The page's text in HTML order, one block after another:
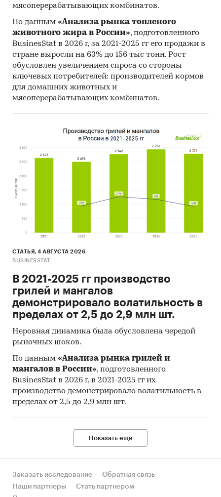
мясоперерабатывающих комбинатов.
По данным «Анализа рынка топленого
животного жира в России», подготовленного
BusinesStat в 2026 г, за 2021-2025 гг его продажи в
стране выросли на 63% до 156 тыс тонн. Рост
обусловлен увеличением спроса со стороны
ключевых потребителей: производителей кормов
для домашних животных и
мясоперерабатывающих комбинатов.
СТАТЬЯ, 4 АВГУСТА 2026
BUSINESSTAT
В 2021-2025 гг производство
грилей и мангалов
демонстрировало волатильность в
пределах от 2,5 до 2,9 млн шт.
Неровная динамика была обусловлена чередой
рыночных шоков.
По данным «Анализа рынка грилей и
мангалов в России», подготовленного
BusinesStat в 2026 г, в 2021-2025 гг их
производство демонстрировало волатильность в
пределах от 2,5 до 2,9 млн шт.
Показать еще
Заказать исследование
Обратная связь
Наши партнеры
Стать партнером